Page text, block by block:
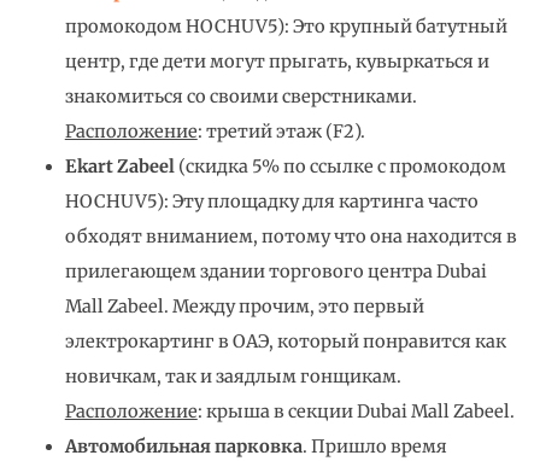
промокодом HOCHUV5): Это крупный батутный
центр, где дети могут прыгать, кувыркаться и
знакомиться со своими сверстниками.
Расположение: третий этаж (F2).
Ekart Zabeel (скидка 5% по ссылке с промокодом
HOCHUV5): Эту площадку для картинга часто
обходят вниманием, потому что она находится в
прилегающем здании торгового центра Dubai
Mall Zabeel. Между прочим, это первый
электрокартинг в ОАЭ, который понравится как
новичкам, так и заядлым гонщикам.
Расположение: крыша в секции Dubai Mall Zabeel.
Автомобильная парковка. Пришло время